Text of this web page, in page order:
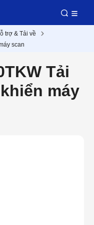
trợ & Tải về
scan
Tải
máy